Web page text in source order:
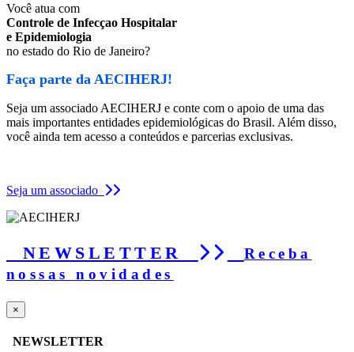
Você atua com
Controle de Infecçao Hospitalar
e Epidemiologia
no estado do Rio de Janeiro?
Faça parte da AECIHERJ!
Seja um associado AECIHERJ e conte com o apoio de uma das
mais importantes entidades epidemiológicas do Brasil. Além disso,
você ainda tem acesso a conteúdos e parcerias exclusivas.
Seja um associado
NEWSLETTER
Receba
nossas novidades
×
NEWSLETTER